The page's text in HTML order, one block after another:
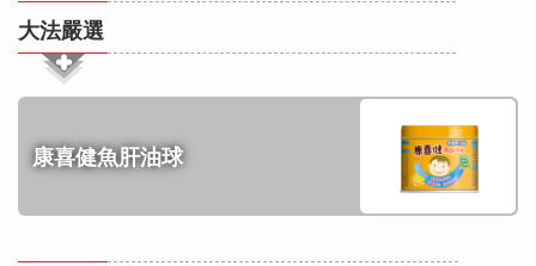
大法嚴選
康喜健魚肝油球